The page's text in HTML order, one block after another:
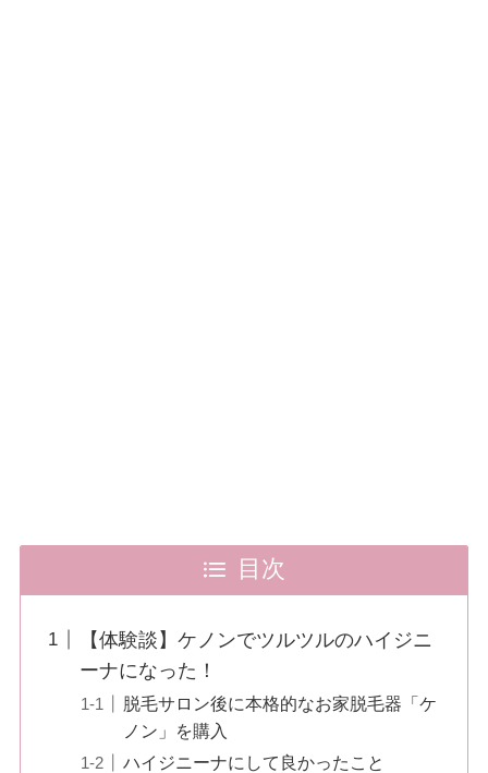
目次
【体験談】ケノンでツルツルのハイジニ
ーナになった！
脱毛サロン後に本格的なお家脱毛器「ケ
ノン」を購入
ハイジニーナにして良かったこと